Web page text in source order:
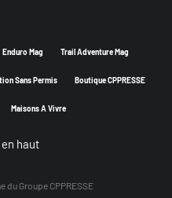
Enduro Mag Trail Adventure Mag
Sans Permis Boutique CPPRESSE
Maisons A Vivre
haut
du Groupe CPPRESSE